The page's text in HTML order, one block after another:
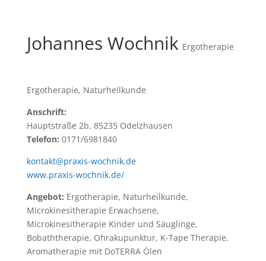
Johannes Wochnik Ergotherapie
Ergotherapie, Naturheilkunde
Anschrift:
Hauptstraße 2b, 85235 Odelzhausen
Telefon: 0171/6981840
kontakt@praxis-wochnik.de
www.praxis-wochnik.de/
Angebot: Ergotherapie, Naturheilkunde,
Microkinesitherapie Erwachsene,
Microkinesitherapie Kinder und Säuglinge,
Bobaththerapie, Ohrakupunktur, K-Tape Therapie,
Aromatherapie mit DoTERRA Ölen